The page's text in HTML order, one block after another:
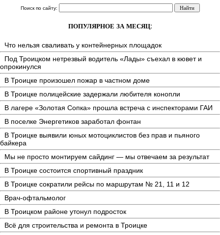
Поиск по сайту:
ПОПУЛЯРНОЕ ЗА МЕСЯЦ:
Что нельзя сваливать у контейнерных площадок
Под Троицком нетрезвый водитель «Лады» съехал в кювет и
опрокинулся
В Троицке произошел пожар в частном доме
В Троицке полицейские задержали любителя конопли
В лагере «Золотая Сопка» прошла встреча с инспекторами ГАИ
В поселке Энергетиков заработал фонтан
В Троицке выявили юных мотоциклистов без прав и пьяного
байкера
Мы не просто монтируем сайдинг — мы отвечаем за результат
В Троицке состоится спортивный праздник
В Троицке сократили рейсы по маршрутам № 21, 11 и 12
Врач-офтальмолог
В Троицком районе утонул подросток
Всё для строительства и ремонта в Троицке